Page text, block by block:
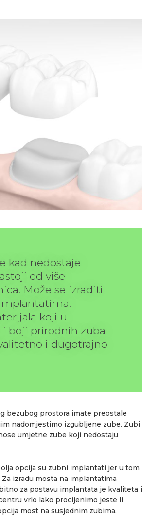
RADOVI
NAMA
kad nedostaje
od više
Može se izraditi
koji u
boji prirodnih zuba
i dugotrajno
bezubog prostora imate preostale
nadomjestimo izgubljene zube. Zubi
umjetne zube koji nedostaju
opcija su zubni implantati jer u tom
izradu mosta na implantatima
za postavu implantata je kvaliteta i
vrlo lako procijenimo jeste li
most na susjednim zubima.